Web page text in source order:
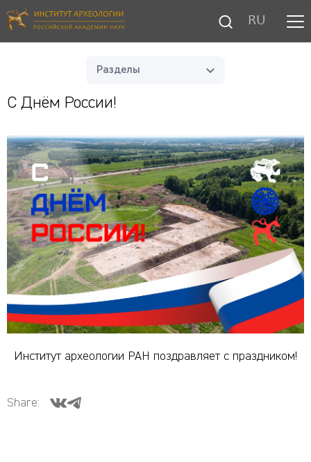
RU
Разделы
С Днём России!
Институт археологии РАН поздравляет с праздником!
Share: